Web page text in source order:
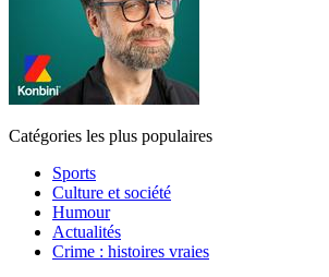
Catégories les plus populaires
Sports
Culture et société
Humour
Actualités
Crime : histoires vraies